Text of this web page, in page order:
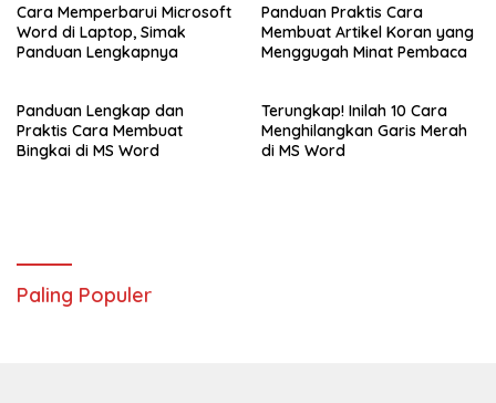
Cara Memperbarui Microsoft
Word di Laptop, Simak
Panduan Lengkapnya
Panduan Praktis Cara
Membuat Artikel Koran yang
Menggugah Minat Pembaca
Panduan Lengkap dan
Praktis Cara Membuat
Bingkai di MS Word
Terungkap! Inilah 10 Cara
Menghilangkan Garis Merah
di MS Word
Paling Populer